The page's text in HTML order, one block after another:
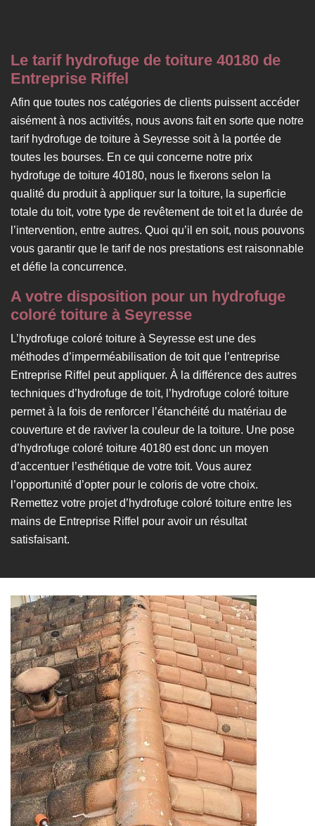
Le tarif hydrofuge de toiture 40180 de
Entreprise Riffel
Afin que toutes nos catégories de clients puissent accéder
aisément à nos activités, nous avons fait en sorte que notre
tarif hydrofuge de toiture à Seyresse soit à la portée de
toutes les bourses. En ce qui concerne notre prix
hydrofuge de toiture 40180, nous le fixerons selon la
qualité du produit à appliquer sur la toiture, la superficie
totale du toit, votre type de revêtement de toit et la durée de
l’intervention, entre autres. Quoi qu’il en soit, nous pouvons
vous garantir que le tarif de nos prestations est raisonnable
et défie la concurrence.
A votre disposition pour un hydrofuge
coloré toiture à Seyresse
L’hydrofuge coloré toiture à Seyresse est une des
méthodes d’imperméabilisation de toit que l’entreprise
Entreprise Riffel peut appliquer. À la différence des autres
techniques d’hydrofuge de toit, l’hydrofuge coloré toiture
permet à la fois de renforcer l’étanchéité du matériau de
couverture et de raviver la couleur de la toiture. Une pose
d’hydrofuge coloré toiture 40180 est donc un moyen
d’accentuer l’esthétique de votre toit. Vous aurez
l’opportunité d’opter pour le coloris de votre choix.
Remettez votre projet d’hydrofuge coloré toiture entre les
mains de Entreprise Riffel pour avoir un résultat
satisfaisant.